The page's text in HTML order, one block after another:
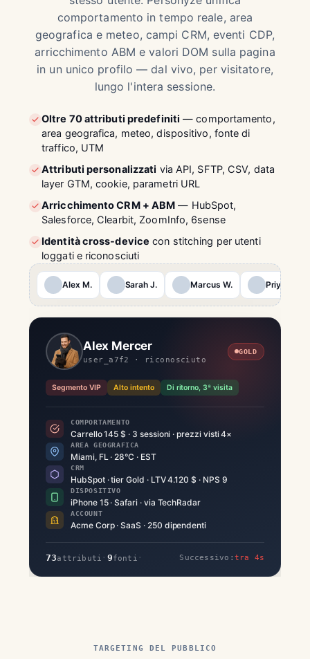
comportamento in tempo reale, area
geografica e meteo, campi CRM, eventi CDP,
arricchimento ABM e valori DOM sulla pagina
in un unico profilo — dal vivo, per visitatore,
lungo l'intera sessione.
Oltre 70 attributi predefiniti — comportamento,
area geografica, meteo, dispositivo, fonte di
traffico, UTM
Attributi personalizzati via API, SFTP, CSV, data
layer GTM, cookie, parametri URL
Arricchimento CRM + ABM — HubSpot,
Salesforce, Clearbit, ZoomInfo, 6sense
Identità cross-device con stitching per utenti
loggati e riconosciuti
Alex M. Sarah J. Marcus W. Priya P.
Alex Mercer
user_a7f2 · riconosciuto
GOLD
Segmento VIP Alto intento Di ritorno, 3ª visita
COMPORTAMENTO
Carrello 145 $ · 3 sessioni · prezzi visti 4×
AREA GEOGRAFICA
Miami, FL · 28°C · EST
CRM
HubSpot · tier Gold · LTV 4.120 $ · NPS 9
DISPOSITIVO
iPhone 15 · Safari · via TechRadar
ACCOUNT
Acme Corp · SaaS · 250 dipendenti
73attributi · 9fonti · Successivo: tra 4s
TARGETING DEL PUBBLICO